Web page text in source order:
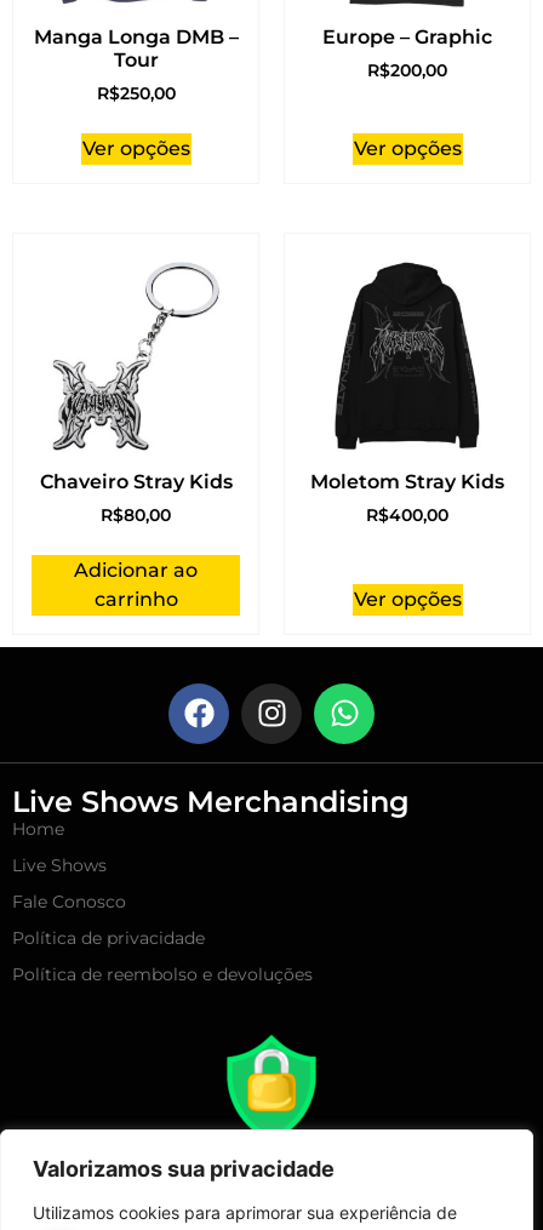
Valorizamos sua privacidade
Utilizamos cookies para aprimorar sua experiência de
Manga Longa DMB –
Tour
R$250,00
Ver opções
Europe – Graphic
R$200,00
Ver opções
Chaveiro Stray Kids
R$80,00
Adicionar ao
carrinho
Moletom Stray Kids
R$400,00
Ver opções
Live Shows Merchandising
Home
Live Shows
Fale Conosco
Política de privacidade
Política de reembolso e devoluções